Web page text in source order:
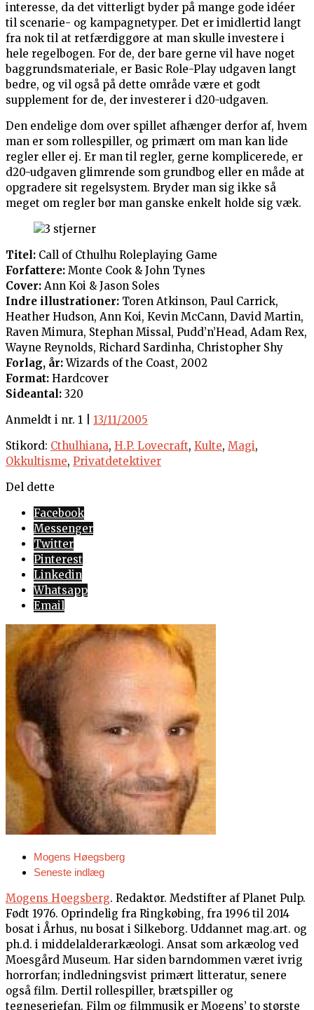
interesse, da det vitterligt byder på mange gode idéer
til scenarie- og kampagnetyper. Det er imidlertid langt
fra nok til at retfærdiggøre at man skulle investere i
hele regelbogen. For de, der bare gerne vil have noget
baggrundsmateriale, er Basic Role-Play udgaven langt
bedre, og vil også på dette område være et godt
supplement for de, der investerer i d20-udgaven.
Den endelige dom over spillet afhænger derfor af, hvem
man er som rollespiller, og primært om man kan lide
regler eller ej. Er man til regler, gerne komplicerede, er
d20-udgaven glimrende som grundbog eller en måde at
opgradere sit regelsystem. Bryder man sig ikke så
meget om regler bør man ganske enkelt holde sig væk.
Titel: Call of Cthulhu Roleplaying Game
Forfattere: Monte Cook & John Tynes
Cover: Ann Koi & Jason Soles
Indre illustrationer: Toren Atkinson, Paul Carrick,
Heather Hudson, Ann Koi, Kevin McCann, David Martin,
Raven Mimura, Stephan Missal, Pudd’n’Head, Adam Rex,
Wayne Reynolds, Richard Sardinha, Christopher Shy
Forlag, år:Wizards of the Coast, 2002
Format: Hardcover
Sideantal: 320
Anmeldt i nr. 1 | 13/11/2005
Stikord: Cthulhiana, H.P. Lovecraft, Kulte, Magi,
Okkultisme, Privatdetektiver
Del dette
Facebook
Messenger
Twitter
Pinterest
Linkedin
Whatsapp
Email
Mogens Høegsberg
Seneste indlæg
Mogens Høegsberg. Redaktør. Medstifter af Planet Pulp.
Født 1976. Oprindelig fra Ringkøbing, fra 1996 til 2014
bosat i Århus, nu bosat i Silkeborg. Uddannet mag.art. og
ph.d. i middelalderarkæologi. Ansat som arkæolog ved
Moesgård Museum. Har siden barndommen været ivrig
horrorfan; indledningsvist primært litteratur, senere
også film. Dertil rollespiller, brætspiller og
tegneseriefan. Film og filmmusik er Mogens’ to største